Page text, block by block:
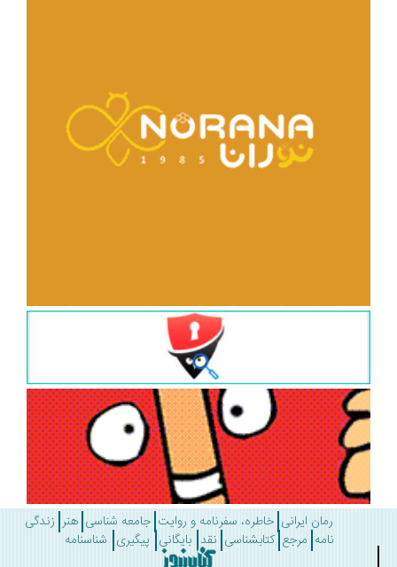
رمان ایرانی خاطره، سفرنامه و روایت جامعه شناسی هنر زندگی
مرجع کتابشناسی نقد بایگانی پیگیری شناسنامه